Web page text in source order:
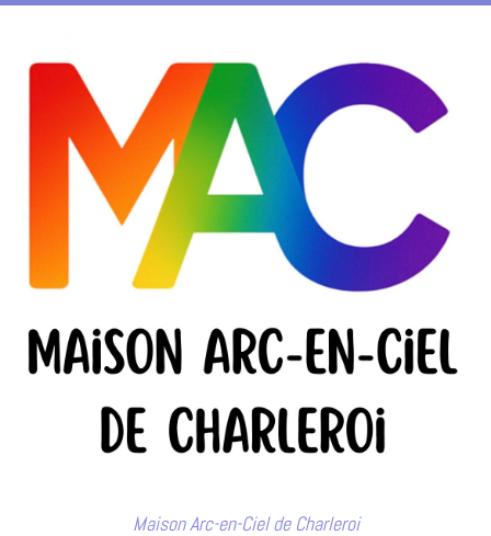
Maison Arc-en-Ciel de Charleroi